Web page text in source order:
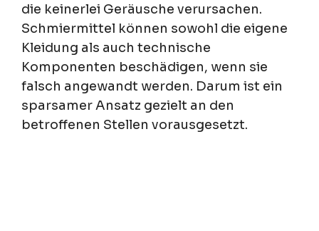
die keinerlei Geräusche verursachen.
Schmiermittel können sowohl die eigene
Kleidung als auch technische
Komponenten beschädigen, wenn sie
falsch angewandt werden. Darum ist ein
sparsamer Ansatz gezielt an den
betroffenen Stellen vorausgesetzt.